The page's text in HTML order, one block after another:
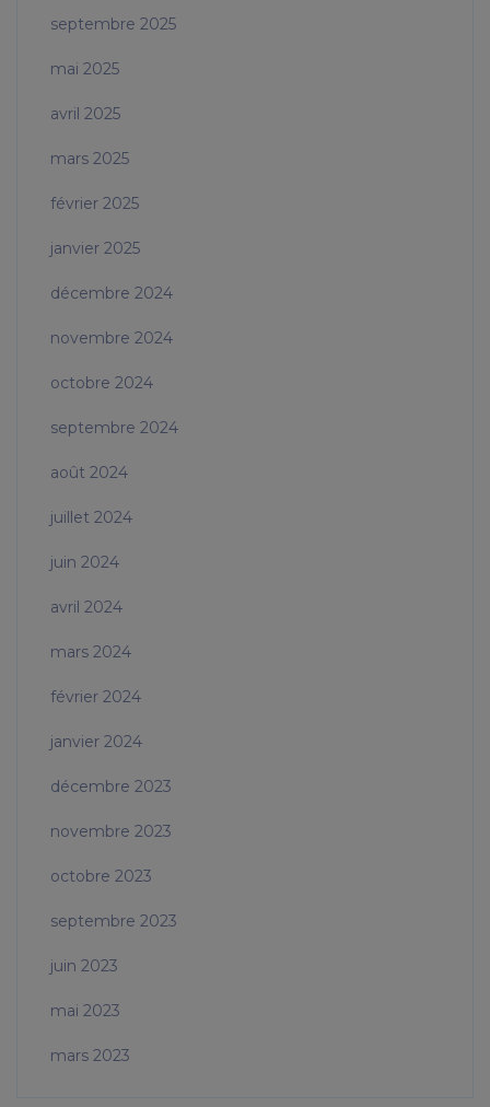
septembre 2025
mai 2025
avril 2025
mars 2025
février 2025
janvier 2025
décembre 2024
novembre 2024
octobre 2024
septembre 2024
août 2024
juillet 2024
juin 2024
avril 2024
mars 2024
février 2024
janvier 2024
décembre 2023
novembre 2023
octobre 2023
septembre 2023
juin 2023
mai 2023
mars 2023